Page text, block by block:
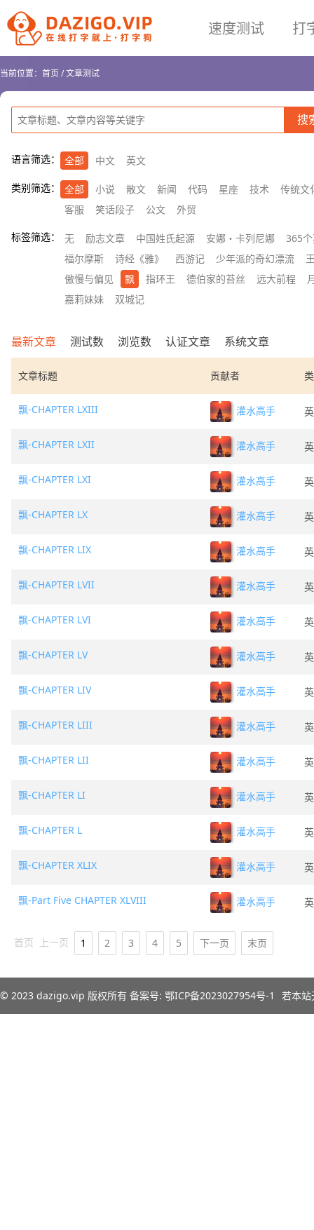
速度测试 打
当前位置： 首页/文章测试
语言筛选： 全部 中文 英文
类别筛选： 全部 小说 散文 新闻 代码 星座 技术
传统文
客服
笑话段子 公文 外贸
标签筛选： 无 励志文章 中国姓氏起源 安娜・卡列尼娜
365
福尔摩斯
诗经《雅》 西游记 少年派的奇幻漂流
傲慢与偏见
飘 指环王 德伯家的苔丝 远大前程
嘉莉妹妹
双城记
最新文章 测试数 浏览数 认证文章 系统文章
文章标题 贡献者
飘-CHAPTER LXIII 灌水高手
飘-CHAPTER LXII 灌水高手
飘-CHAPTER LXI 灌水高手
飘-CHAPTER LX 灌水高手
飘-CHAPTER LIX 灌水高手
飘-CHAPTER LVII 灌水高手
飘-CHAPTER LVI 灌水高手
飘-CHAPTER LV 灌水高手
飘-CHAPTER LIV 灌水高手
飘-CHAPTER LIII 灌水高手
飘-CHAPTER LII 灌水高手
飘-CHAPTER LI 灌水高手
飘-CHAPTER L 灌水高手
飘-CHAPTER XLIX 灌水高手
飘-Part Five CHAPTER XLVIII 灌水高手
首页 上一页 1 2 3 4 5 下一页 末页
© 2023 dazigo.vip 版权所有 备案号: 鄂ICP备2023027954号-1 若本